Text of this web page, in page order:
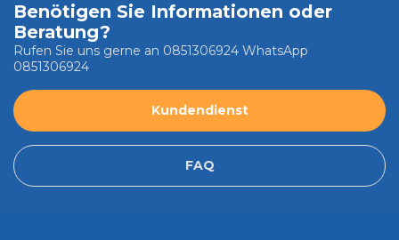
Benötigen Sie Informationen oder
Beratung?
Rufen Sie uns gerne an 0851306924 WhatsApp
0851306924
Kundendienst
FAQ